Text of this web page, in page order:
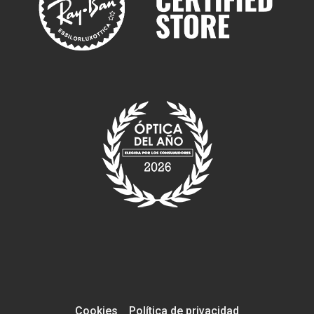
Cookies Política de privacidad